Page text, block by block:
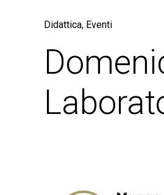
Didattica Eventi